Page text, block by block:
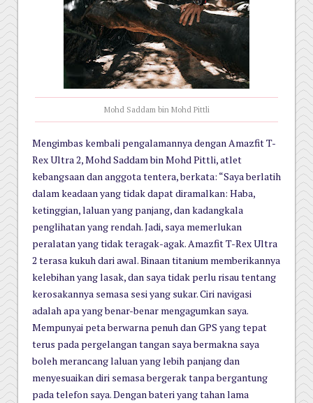
Mohd Saddam bin Mohd Pittli
Mengimbas kembali pengalamannya dengan Amazfit T-
Rex Ultra 2, Mohd Saddam bin Mohd Pittli, atlet
kebangsaan dan anggota tentera, berkata: “Saya berlatih
dalam keadaan yang tidak dapat diramalkan: Haba,
ketinggian, laluan yang panjang, dan kadangkala
penglihatan yang rendah. Jadi, saya memerlukan
peralatan yang tidak teragak-agak. Amazfit T-Rex Ultra
2 terasa kukuh dari awal. Binaan titanium memberikannya
kelebihan yang lasak, dan saya tidak perlu risau tentang
kerosakannya semasa sesi yang sukar. Ciri navigasi
adalah apa yang benar-benar mengagumkan saya.
Mempunyai peta berwarna penuh dan GPS yang tepat
terus pada pergelangan tangan saya bermakna saya
boleh merancang laluan yang lebih panjang dan
menyesuaikan diri semasa bergerak tanpa bergantung
pada telefon saya. Dengan bateri yang tahan lama